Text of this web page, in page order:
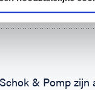
pols, hand,
& Pomp zijn